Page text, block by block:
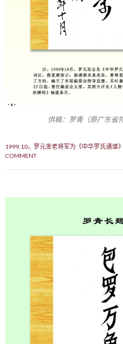
供稿：罗青（原广东
1999.10，罗元发老将军为《中华罗氏通谱
COMMENT